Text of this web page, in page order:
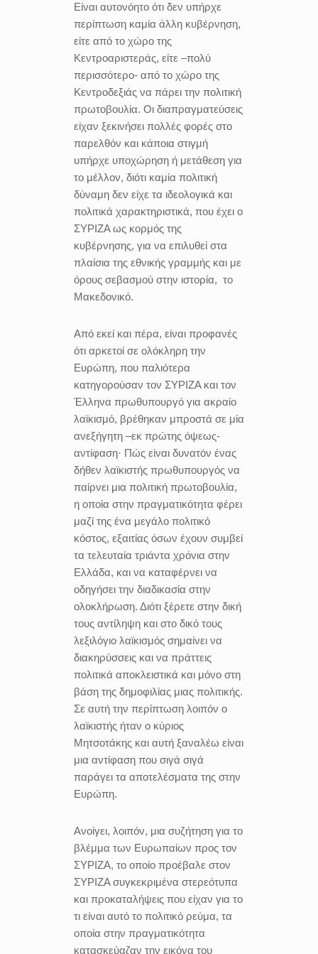
Είναι αυτονόητο ότι δεν υπήρχε
περίπτωση καμία άλλη κυβέρνηση,
είτε από το χώρο της
Κεντροαριστεράς, είτε –πολύ
περισσότερο- από το χώρο της
Κεντροδεξιάς να πάρει την πολιτική
πρωτοβουλία. Οι διαπραγματεύσεις
είχαν ξεκινήσει πολλές φορές στο
παρελθόν και κάποια στιγμή
υπήρχε υποχώρηση ή μετάθεση για
το μέλλον, διότι καμία πολιτική
δύναμη δεν είχε τα ιδεολογικά και
πολιτικά χαρακτηριστικά, που έχει ο
ΣΥΡΙΖΑ ως κορμός της
κυβέρνησης, για να επιλυθεί στα
πλαίσια της εθνικής γραμμής και με
όρους σεβασμού στην ιστορία, το
Μακεδονικό.
Από εκεί και πέρα, είναι προφανές
ότι αρκετοί σε ολόκληρη την
Ευρώπη, που παλιότερα
κατηγορούσαν τον ΣΥΡΙΖΑ και τον
Έλληνα πρωθυπουργό για ακραίο
λαϊκισμό, βρέθηκαν μπροστά σε μία
ανεξήγητη –εκ πρώτης όψεως-
αντίφαση· Πώς είναι δυνατόν ένας
δήθεν λαϊκιστής πρωθυπουργός να
παίρνει μια πολιτική πρωτοβουλία,
η οποία στην πραγματικότητα φέρει
μαζί της ένα μεγάλο πολιτικό
κόστος, εξαιτίας όσων έχουν συμβεί
τα τελευταία τριάντα χρόνια στην
Ελλάδα, και να καταφέρνει να
οδηγήσει την διαδικασία στην
ολοκλήρωση. Διότι ξέρετε στην δική
τους αντίληψη και στο δικό τους
λεξιλόγιο λαϊκισμός σημαίνει να
διακηρύσσεις και να πράττεις
πολιτικά αποκλειστικά και μόνο στη
βάση της δημοφιλίας μιας πολιτικής.
Σε αυτή την περίπτωση λοιπόν ο
λαϊκιστής ήταν ο κύριος
Μητσοτάκης και αυτή ξαναλέω είναι
μια αντίφαση που σιγά σιγά
παράγει τα αποτελέσματα της στην
Ευρώπη.
Ανοίγει, λοιπόν, μια συζήτηση για το
βλέμμα των Ευρωπαίων προς τον
ΣΥΡΙΖΑ, το οποίο προέβαλε στον
ΣΥΡΙΖΑ συγκεκριμένα στερεότυπα
και προκαταλήψεις που είχαν για το
τι είναι αυτό το πολιτικό ρεύμα, τα
οποία στην πραγματικότητα
κατασκεύαζαν την εικόνα του